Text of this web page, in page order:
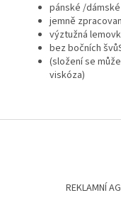
pánské /
jemně
výztužná
bez bočních
(složení se
viskóza)
REKLAMNÍ